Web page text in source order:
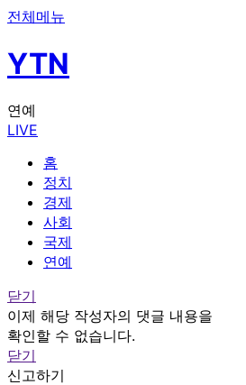
전체메뉴
YTN
연예
LIVE
홈
정치
경제
사회
국제
연예
닫기
이제 해당 작성자의 댓글 내용을
확인할 수 없습니다.
닫기
신고하기